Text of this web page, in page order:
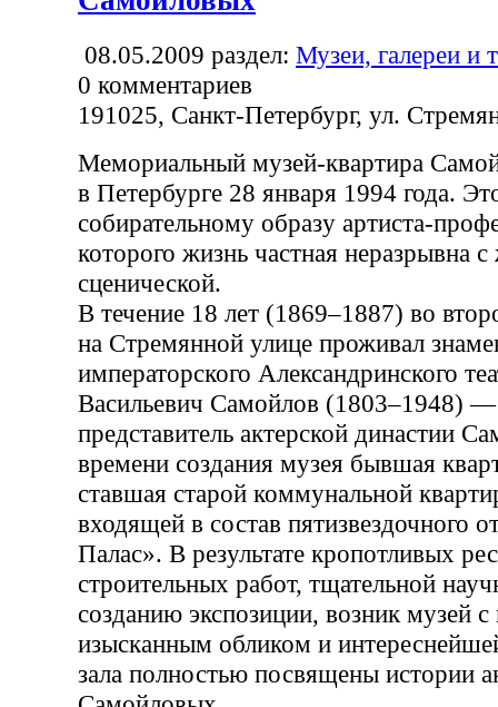
08.05.2009 раздел: Музеи, галереи и
0 комментариев
191025, Санкт-Петербург, ул.
Мемориальный музей-квартира
в Петербурге 28 января 1994 года.
собирательному образу артиста-
которого жизнь частная неразрывна
сценической.
В течение 18 лет (1869–1887) во
на Стремянной улице проживал
императорского Александринского
Васильевич Самойлов (1803–1948) —
представитель актерской династии
времени создания музея бывшая
ставшая старой коммунальной
входящей в состав пятизвездочного
Палас». В результате кропотливых
строительных работ, тщательной
созданию экспозиции, возник музей
изысканным обликом и
зала полностью посвящены истории